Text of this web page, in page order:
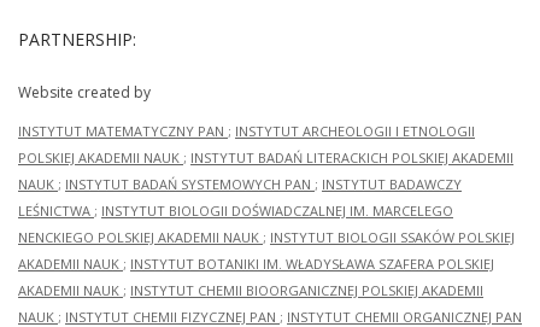
PARTNERSHIP:
Website created by
INSTYTUT MATEMATYCZNY PAN ; INSTYTUT ARCHEOLOGII I ETNOLOGII
POLSKIEJ AKADEMII NAUK ; INSTYTUT BADAŃ LITERACKICH POLSKIEJ AKADEMII
NAUK ; INSTYTUT BADAŃ SYSTEMOWYCH PAN ; INSTYTUT BADAWCZY
LEŚNICTWA ; INSTYTUT BIOLOGII DOŚWIADCZALNEJ IM. MARCELEGO
NENCKIEGO POLSKIEJ AKADEMII NAUK ; INSTYTUT BIOLOGII SSAKÓW POLSKIEJ
AKADEMII NAUK ; INSTYTUT BOTANIKI IM. WŁADYSŁAWA SZAFERA POLSKIEJ
AKADEMII NAUK ; INSTYTUT CHEMII BIOORGANICZNEJ POLSKIEJ AKADEMII
NAUK ; INSTYTUT CHEMII FIZYCZNEJ PAN ; INSTYTUT CHEMII ORGANICZNEJ PAN